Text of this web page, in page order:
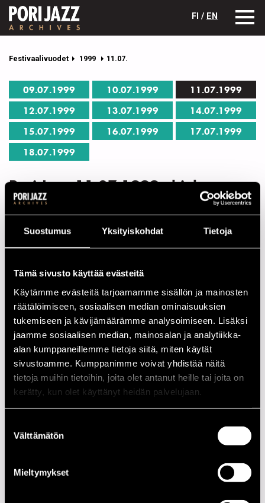
Suostumus Yksityiskohdat Tietoja
Tämä sivusto käyttää evästeitä
Käytämme evästeitä tarjoamamme sisällön ja mainosten
räätälöimiseen, sosiaalisen median ominaisuuksien
tukemiseen ja kävijämäärämme analysoimiseen. Lisäksi
jaamme sosiaalisen median, mainosalan ja analytiikka-
alan kumppaneillemme tietoja siitä, miten käytät
sivustoamme. Kumppanimme voivat yhdistää näitä
tietoja muihin tietoihin, joita olet antanut heille tai joita on
kerätty, kun olet käyttänyt heidän palvelujaan.
valinta
Välttämätön
Mieltymykset
FI / EN
Festivaalivuodet 1999 11.07.
09.07.1999 10.07.1999
11.07.1999
12.07.1999
13.07.1999
14.07.1999
15.07.1999
16.07.1999
17.07.1999
18.07.1999
Pori Jazz 11.07.1999 ohjelma
Yksittäisen esiintyjän tiedot avautuvat nimeä klikkaamalla.
CAFE JAZZ
KANSA´S GARDEN
21.00
Jusu Heinonen Quintet
James Andrews New Orleans Brass Band
NOVO STAGE
15.00
Crazy Casey
17.00
Jusu Heinonen Quintet